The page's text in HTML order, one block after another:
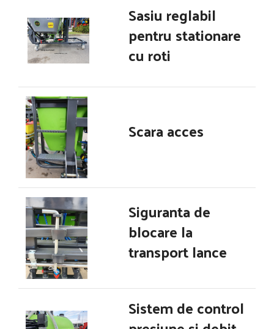
Sasiu reglabil
pentru stationare
cu roti
Scara acces
Siguranta de
blocare la
transport lance
Sistem de control